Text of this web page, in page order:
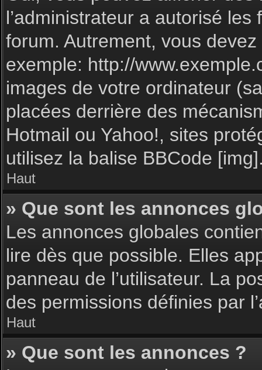
l’administrateur a autorisé
forum. Autrement, vous
exemple: http://
images de votre ordinateur
placées derrière des
Hotmail ou Yahoo!, sites
utilisez la balise BBCode
Haut
» Que sont les annonces
Les annonces globales
lire dès que possible. Elles
panneau de l’utilisateur. La
des permissions définies par
Haut
» Que sont les annonces ?